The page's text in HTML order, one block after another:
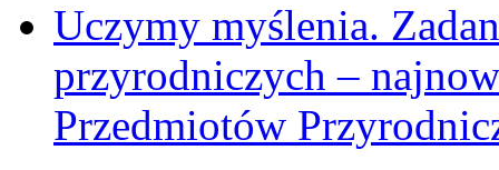
Uczymy myślenia.
przyrodniczych –
Przedmiotów